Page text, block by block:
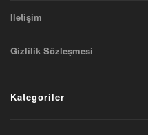
Iletişim
Gizlilik Sözleşmesi
Kategoriler